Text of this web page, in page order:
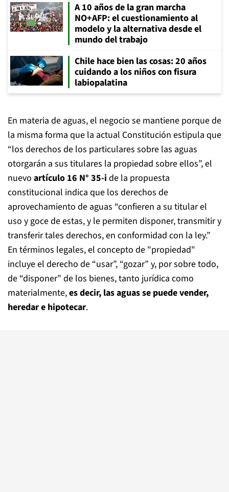
A 10 años de la gran marcha
NO+AFP: el cuestionamiento al
modelo y la alternativa desde el
mundo del trabajo
Chile hace bien las cosas: 20 años
cuidando a los niños con fisura
labiopalatina
En materia de aguas, el negocio se mantiene porque de
la misma forma que la actual Constitución estipula que
“los derechos de los particulares sobre las aguas
otorgarán a sus titulares la propiedad sobre ellos”, el
nuevo artículo 16 N° 35-i de la propuesta
constitucional indica que los derechos de
aprovechamiento de aguas “confieren a su titular el
uso y goce de estas, y le permiten disponer, transmitir y
transferir tales derechos, en conformidad con la ley.”
En términos legales, el concepto de "propiedad"
incluye el derecho de “usar”, “gozar” y, por sobre todo,
de “disponer” de los bienes, tanto jurídica como
materialmente,es decir, las aguas se puede vender,
heredar e hipotecar.